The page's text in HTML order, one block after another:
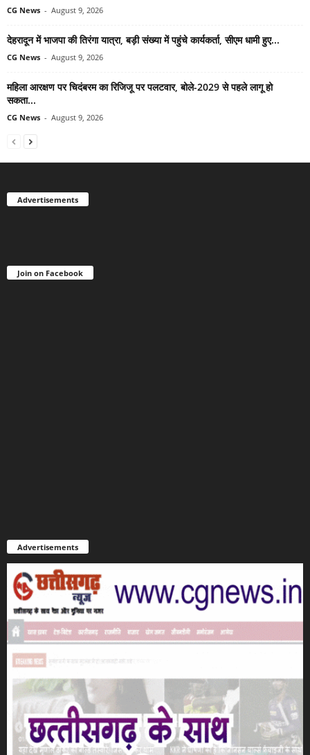
CG News - August 9, 2026
देहरादून में भाजपा की तिरंगा यात्रा, बड़ी संख्या में पहुंचे कार्यकर्ता, सीएम धामी हुए...
CG News - August 9, 2026
महिला आरक्षण पर चिदंबरम का रिजिजू पर पलटवार, बोले-2029 से पहले लागू हो
सकता...
CG News - August 9, 2026
Advertisements
Join on Facebook
Advertisements